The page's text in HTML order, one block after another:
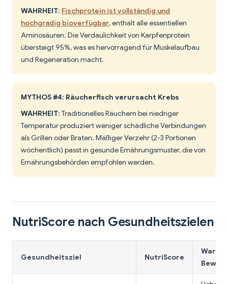
WAHRHEIT: Fischprotein ist vollständig und
hochgradig bioverfügbar, enthält alle essentiellen
Aminosäuren. Die Verdaulichkeit von Karpfenprotein
übersteigt 95%, was es hervorragend für Muskelaufbau
und Regeneration macht.
MYTHOS #4: Räucherfisch verursacht Krebs
WAHRHEIT: Traditionelles Räuchern bei niedriger
Temperatur produziert weniger schädliche Verbindungen
als Grillen oder Braten. Mäßiger Verzehr (2-3 Portionen
wöchentlich) passt in gesunde Ernährungsmuster, die von
Ernährungsbehörden empfohlen werden.
NutriScore nach Gesundheitszielen
Gesundheitsziel NutriScore